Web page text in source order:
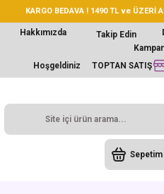
KARGO BEDAVA ! 1490 TL ve ÜZERİ
Hakkımızda Takip Edin
Hoşgeldiniz
TOPTAN SATIŞ
Sepetim